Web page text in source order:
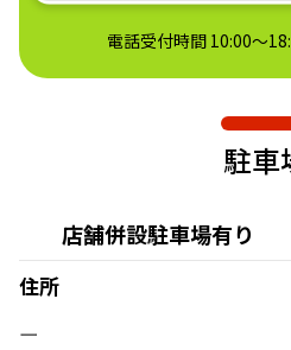
電話受付時間 10:00～
駐車
店舗併設駐車場有り
住所
ー